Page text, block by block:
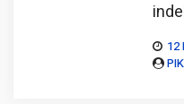
12